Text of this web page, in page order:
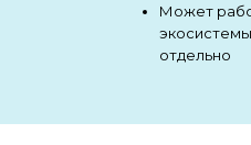
Может
экосистемы
отдельно